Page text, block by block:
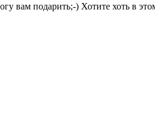
вам подарить;-) Хотите хоть в